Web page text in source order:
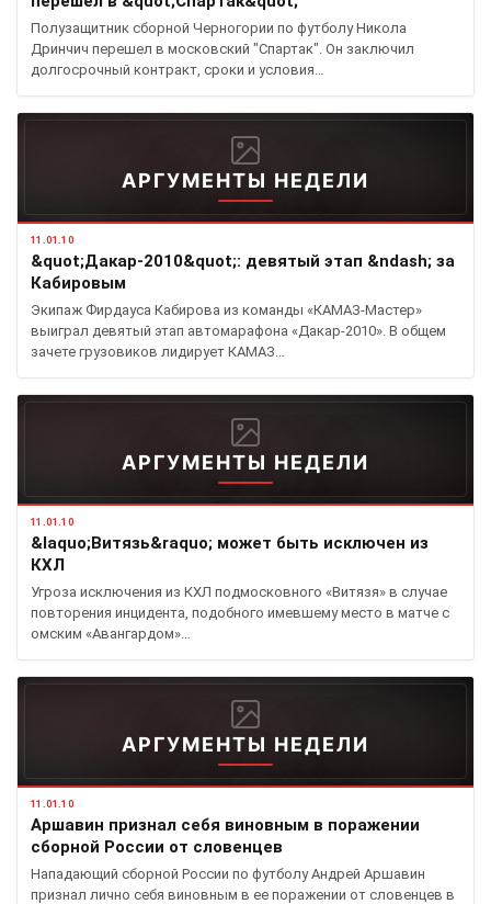
Полузащитник сборной Черногории по футболу Никола
Дринчич перешел в московский "Спартак". Он заключил
долгосрочный контракт, сроки и условия…
АРГУМЕНТЫ НЕДЕЛИ
11.01.10
&quot;Дакар-2010&quot;: девятый этап &ndash; за
Кабировым
Экипаж Фирдауса Кабирова из команды «КАМАЗ-Мастер»
выиграл девятый этап автомарафона «Дакар-2010». В общем
зачете грузовиков лидирует КАМАЗ…
АРГУМЕНТЫ НЕДЕЛИ
11.01.10
&laquo;Витязь&raquo; может быть исключен из
КХЛ
Угроза исключения из КХЛ подмосковного «Витязя» в случае
повторения инцидента, подобного имевшему место в матче с
омским «Авангардом»…
АРГУМЕНТЫ НЕДЕЛИ
11.01.10
Аршавин признал себя виновным в поражении
сборной России от словенцев
Нападающий сборной России по футболу Андрей Аршавин
признал лично себя виновным в ее поражении от словенцев в